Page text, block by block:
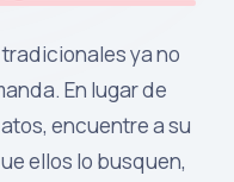
ya no
En lugar de
encuentre a su
ellos lo busquen,